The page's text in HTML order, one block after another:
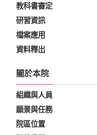
教科書審定
研習資訊
檔案應用
資料釋出
關於本院
組織與人員
願景與任務
院區位置